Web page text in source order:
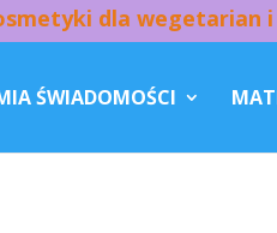
dla wegetarian
ŚWIADOMOŚCI